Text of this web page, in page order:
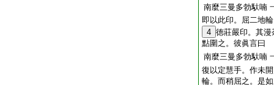
南麼三曼多勃馱喃
即以此印。屈二地
4 徳莊嚴印。其
點圍之。彼眞言曰
南麼三曼多勃馱喃
復以定慧手。作未
輪。而稍屈之。是